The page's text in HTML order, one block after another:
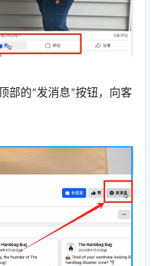
部的“发消息”按钮， 向客